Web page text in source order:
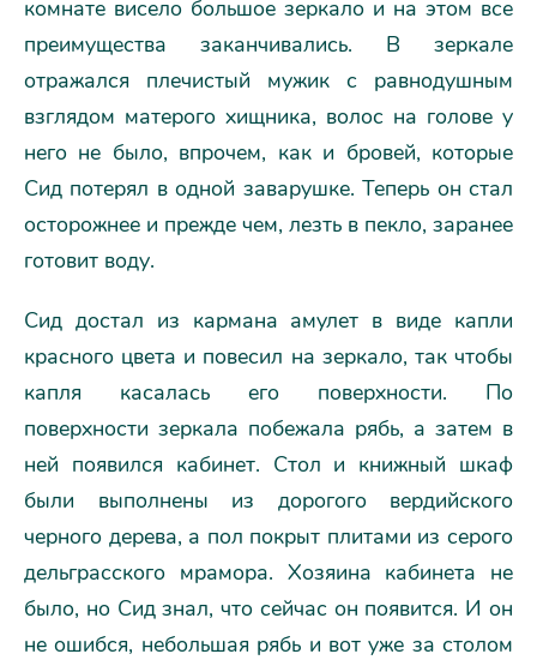
комнате висело большое зеркало и на этом все
преимущества заканчивались. В зеркале
отражался плечистый мужик с равнодушным
взглядом матерого хищника, волос на голове у
него не было, впрочем, как и бровей, которые
Сид потерял в одной заварушке. Теперь он стал
осторожнее и прежде чем, лезть в пекло, заранее
готовит воду.
Сид достал из кармана амулет в виде капли
красного цвета и повесил на зеркало, так чтобы
капля касалась его поверхности. По
поверхности зеркала побежала рябь, а затем в
ней появился кабинет. Стол и книжный шкаф
были выполнены из дорогого вердийского
черного дерева, а пол покрыт плитами из серого
дельграсского мрамора. Хозяина кабинета не
было, но Сид знал, что сейчас он появится. И он
не ошибся, небольшая рябь и вот уже за столом